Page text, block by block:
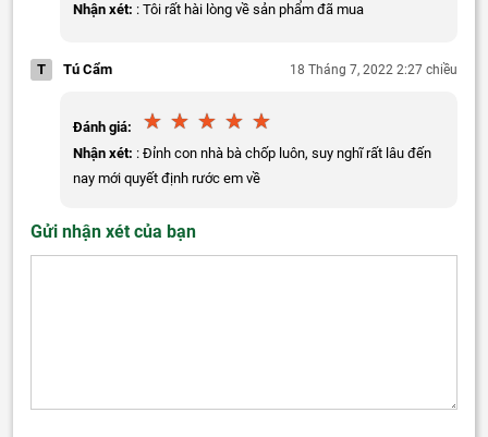
Nhận xét: : Tôi rất hài lòng về sản phẩm đã mua
T Tú Cẩm 18 Tháng 7, 2022 2:27 chiều
Đánh giá:
Nhận xét: : Đỉnh con nhà bà chốp luôn, suy nghĩ rất lâu đến
nay mới quyết định rước em về
Gửi nhận xét của bạn